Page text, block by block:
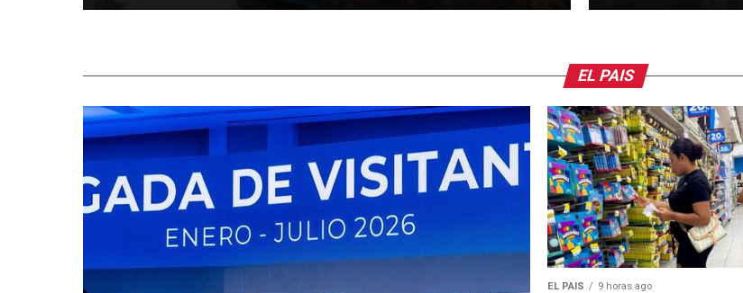
EL PAIS
EL PAIS 9 horas ago